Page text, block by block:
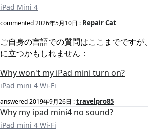
iPad Mini 4
commented2026年5月10日 : Repair Cat
ご自身の言語での質問はここまでです
に立つかもしれません：
Why won't my iPad mini turn on?
iPad mini 4 Wi-Fi
answered2019年9月26日 :travelpro85
Why my ipad mini4 no sound?
iPad mini 4 Wi-Fi